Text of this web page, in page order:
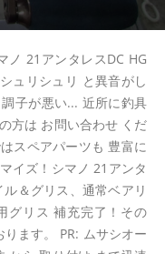
ノ 21アンタレスDC HG
ュリシュリ と異音がし
子が悪い... 近所に釣具
方は お問い合わせ くだ
スペアパーツも 豊富に
イズ！シマノ 21アンタ
＆グリス、通常ベアリ
グリス 補充完了！その
ます。 PR: ムサシオー